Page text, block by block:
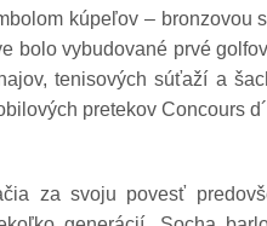
kúpeľov – bronzovou
bolo vybudované prvé
tenisových súťaží a
pretekov Concours
za svoju povesť